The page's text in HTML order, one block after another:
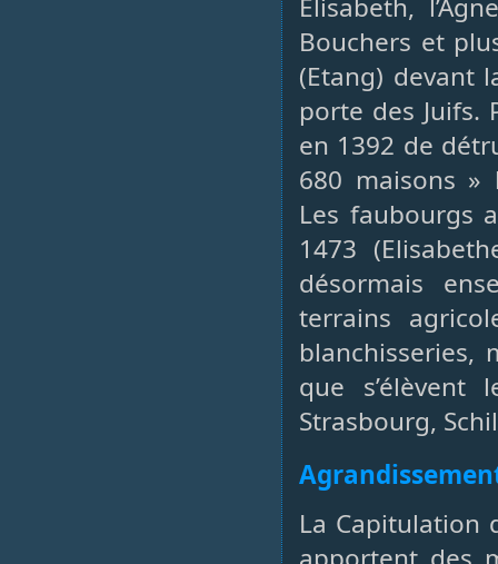
Bouchers et
(Etang) devant
porte des Juifs.
en 1392 de
680 maisons »
Les faubourgs
1473
désormais
terrains
blanchisseries,
que
Strasbourg,
La Capitulation